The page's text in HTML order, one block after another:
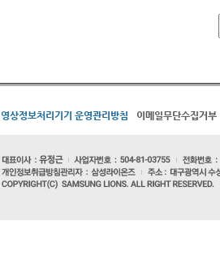
영상정보처리기기 운영관리방침 이메일무단수집거부